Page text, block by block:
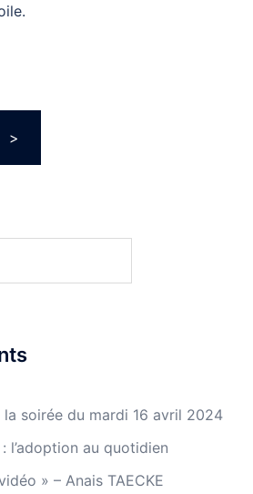
>
la soirée du mardi 16 avril 2024
l’adoption au quotidien
» – Anais TAECKE